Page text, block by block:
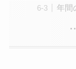
年間